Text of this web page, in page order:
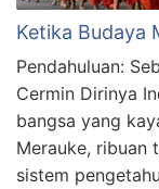
Ketika Budaya
Pendahuluan:
Cermin Dirinya
bangsa yang
Merauke, ribuan
sistem